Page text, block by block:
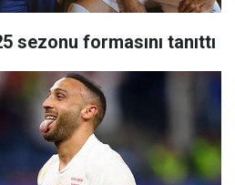
sezonu formasını tanıttı